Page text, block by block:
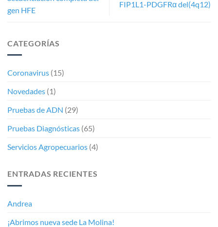
gen HFE
FIP1L1-PDGFRα del(4q12)
CATEGORÍAS
Coronavirus (15)
Novedades (1)
Pruebas de ADN (29)
Pruebas Diagnósticas (65)
Servicios Agropecuarios (4)
ENTRADAS RECIENTES
Andrea
¡Abrimos nueva sede La Molina!